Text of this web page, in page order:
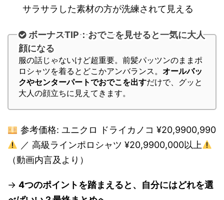
サラサラした素材の方が洗練されて見える
ボーナスTIP：おでこを見せると一気に大人
顔になる
服の話じゃないけど超重要。前髪パッツンのままポ
ロシャツを着るとどこかアンバランス。 オールバッ
クやセンターパートでおでこを出すだけで、グッと
大人の顔立ちに見えてきます。
参考価格: ユニクロ ドライカノコ ¥20,9900,990
／ 高級ラインポロシャツ ¥20,9900,000以上
（動画内言及より）
→ 4つのポイントを踏まえると、自分にはどれを選